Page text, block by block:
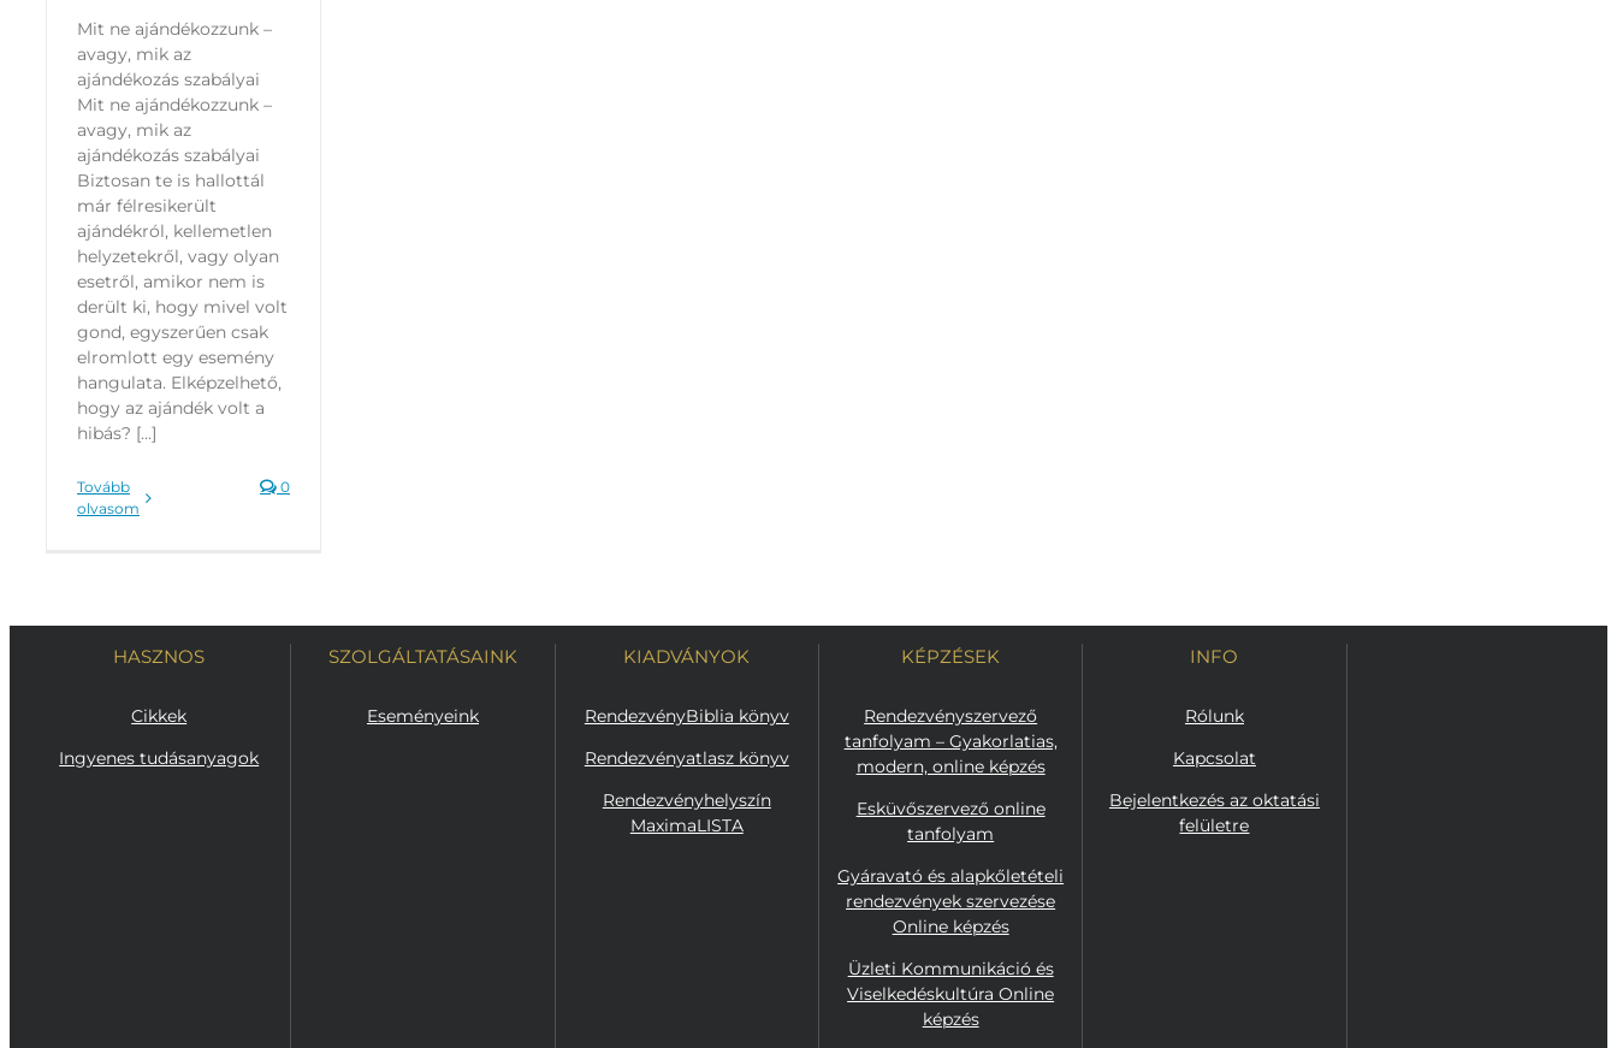
Mit ne ajándékozzunk –
avagy, mik az
ajándékozás szabályai
Mit ne ajándékozzunk –
avagy, mik az
ajándékozás szabályai
Biztosan te is hallottál
már félresikerült
ajándékról, kellemetlen
helyzetekről, vagy olyan
esetről, amikor nem is
derült ki, hogy mivel volt
gond, egyszerűen csak
elromlott egy esemény
hangulata. Elképzelhető,
hogy az ajándék volt a
hibás? [...]
Tovább
olvasom
0
HASZNOS
Cikkek
Ingyenes tudásanyagok
SZOLGÁLTATÁSAINK
Eseményeink
KIADVÁNYOK
RendezvényBiblia könyv
Rendezvényatlasz könyv
Rendezvényhelyszín
MaximaLISTA
KÉPZÉSEK
Rendezvényszervező
tanfolyam – Gyakorlatias,
modern, online képzés
Esküvőszervező online
tanfolyam
Gyáravató és alapkőletételi
rendezvények szervezése
Online képzés
Üzleti Kommunikáció és
Viselkedéskultúra Online
képzés
INFO
Rólunk
Kapcsolat
Bejelentkezés az oktatási
felületre